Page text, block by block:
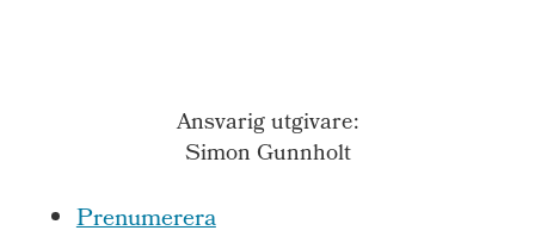
Ansvarig utgivare:
Simon Gunnholt
Prenumerera